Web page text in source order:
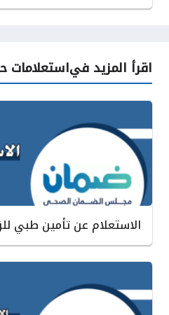
اقرأ المزيد فياستعلامات
الاستعلام عن تأمين طبي